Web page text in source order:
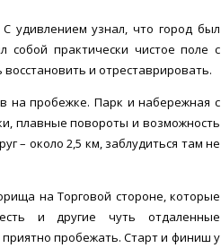
удивлением узнал, что город был
практически чистое поле с
и отреставрировать.
на пробежке. Парк и набережная с
плавные повороты и возможность
– около 2,5 км, заблудиться там не
на Торговой стороне, которые
и другие чуть отдаленные
пробежать. Старт и финиш у